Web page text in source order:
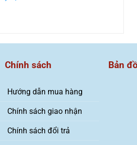
Chính sách
Hướng dẫn mua hàng
Chính sách giao nhận
Chính sách đổi trả
Bản